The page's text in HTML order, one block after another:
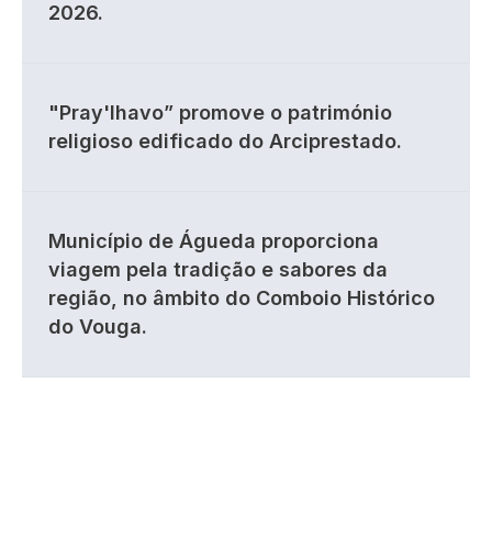
2026.
"Pray'lhavo” promove o património
religioso edificado do Arciprestado.
Município de Águeda proporciona
viagem pela tradição e sabores da
região, no âmbito do Comboio Histórico
do Vouga.